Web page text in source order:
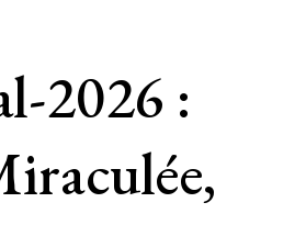
2026 :